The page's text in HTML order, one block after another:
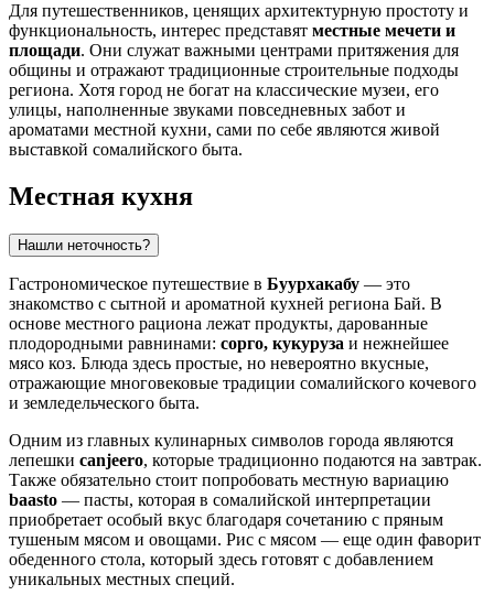
Для путешественников, ценящих архитектурную простоту и
функциональность, интерес представят местные мечети и
площади. Они служат важными центрами притяжения для
общины и отражают традиционные строительные подходы
региона. Хотя город не богат на классические музеи, его
улицы, наполненные звуками повседневных забот и
ароматами местной кухни, сами по себе являются живой
выставкой сомалийского быта.
Местная кухня
Нашли неточность?
Гастрономическое путешествие в Буурхакабу — это
знакомство с сытной и ароматной кухней региона Бай. В
основе местного рациона лежат продукты, дарованные
плодородными равнинами: сорго, кукуруза и нежнейшее
мясо коз. Блюда здесь простые, но невероятно вкусные,
отражающие многовековые традиции сомалийского кочевого
и земледельческого быта.
Одним из главных кулинарных символов города являются
лепешки canjeero, которые традиционно подаются на завтрак.
Также обязательно стоит попробовать местную вариацию
baasto — пасты, которая в сомалийской интерпретации
приобретает особый вкус благодаря сочетанию с пряным
тушеным мясом и овощами. Рис с мясом — еще один фаворит
обеденного стола, который здесь готовят с добавлением
уникальных местных специй.